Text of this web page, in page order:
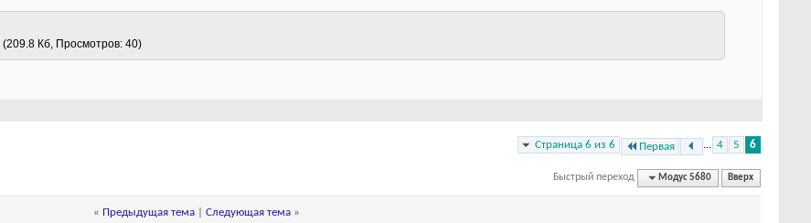
(209.8 Кб, Просмотров: 40)
Страница 6 из 6 Первая ... 4 5 6
Быстрый переход Модус 5680 Вверх
« Предыдущая тема Следующая тема »